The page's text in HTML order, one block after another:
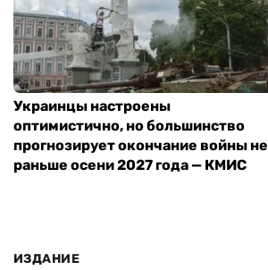
Украинцы настроены
оптимистично, но большинство
прогнозирует окончание войны не
раньше осени 2027 года — КМИС
ИЗДАНИЕ